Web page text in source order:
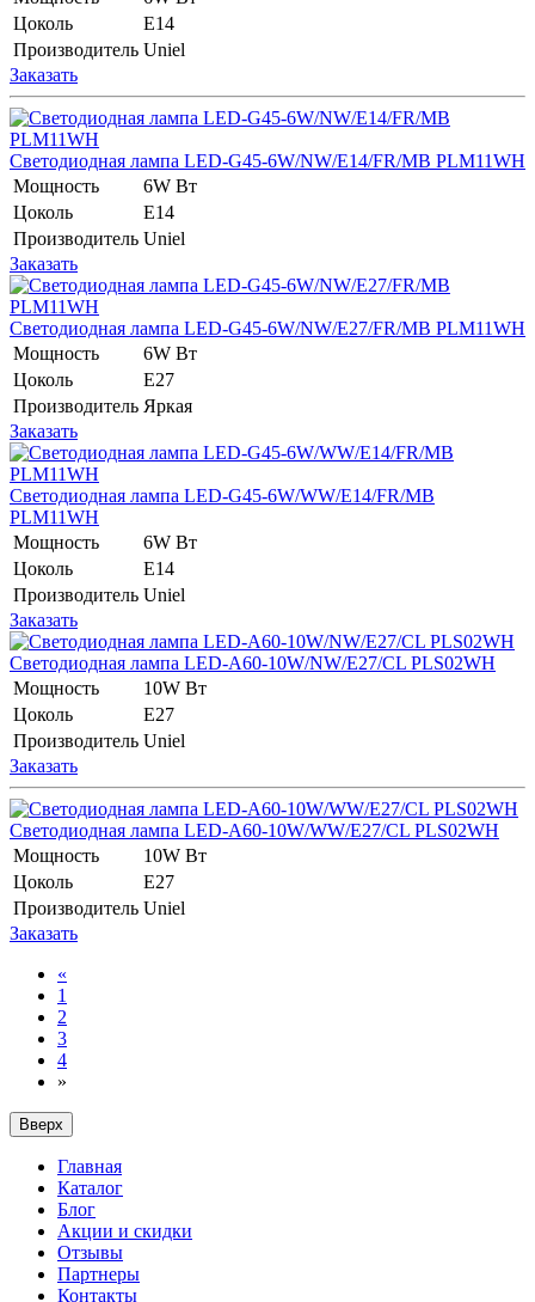
Цоколь
E14
Производитель Uniel
Заказать
Светодиодная лампа LED-G45-6W/NW/E14/FR/MB PLM11WH
Мощность
6W Вт
Цоколь
E14
Производитель Uniel
Заказать
Светодиодная лампа LED-G45-6W/NW/E27/FR/MB PLM11WH
Мощность
6W Вт
Цоколь
E27
Производитель Яркая
Заказать
Светодиодная лампа LED-G45-6W/WW/E14/FR/MB
PLM11WH
Мощность
6W Вт
Цоколь
E14
Производитель Uniel
Заказать
Светодиодная лампа LED-A60-10W/NW/E27/CL PLS02WH
Мощность
10W Вт
Цоколь
E27
Производитель Uniel
Заказать
Светодиодная лампа LED-A60-10W/WW/E27/CL PLS02WH
Мощность
10W Вт
Цоколь
E27
Производитель Uniel
Заказать
«
1
2
3
4
»
Вверх
Главная
Каталог
Блог
Акции и скидки
Отзывы
Партнеры
Контакты